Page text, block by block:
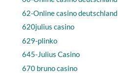
62-Online casino deutschland
620julius casino
629-plinko
645-Julius Casino
670 bruno casino